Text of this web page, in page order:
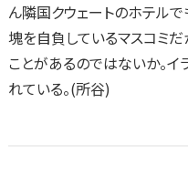
ん隣国クウェートのホテル
塊を自負しているマスコミ
ことがあるのではないか。
れている。(所谷)